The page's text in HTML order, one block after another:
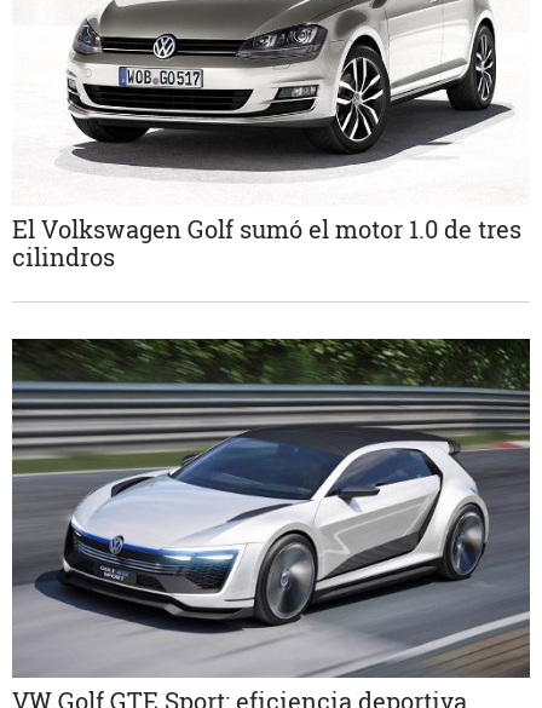
El Volkswagen Golf sumó el motor 1.0 de tres
cilindros
VW Golf GTE Sport: eficiencia deportiva